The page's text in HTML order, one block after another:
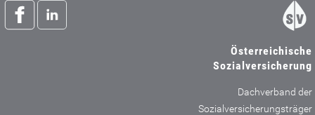
Österreichische
Sozialversicherung
Dachverband der
Sozialversicherungsträger